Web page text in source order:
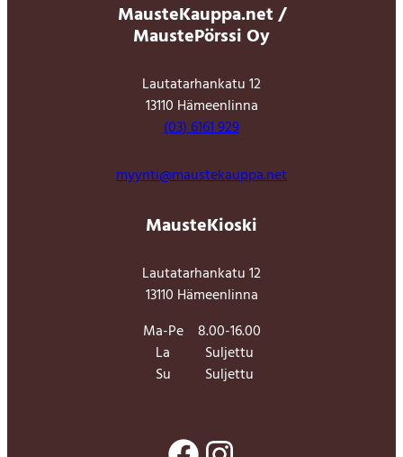
MausteKauppa.net /
MaustePörssi Oy
Lautatarhankatu 12
13110 Hämeenlinna
(03) 6161 929
myynti@maustekauppa.net
MausteKioski
Lautatarhankatu 12
13110 Hämeenlinna
Ma-Pe
8.00-16.00
La
Suljettu
Su
Suljettu